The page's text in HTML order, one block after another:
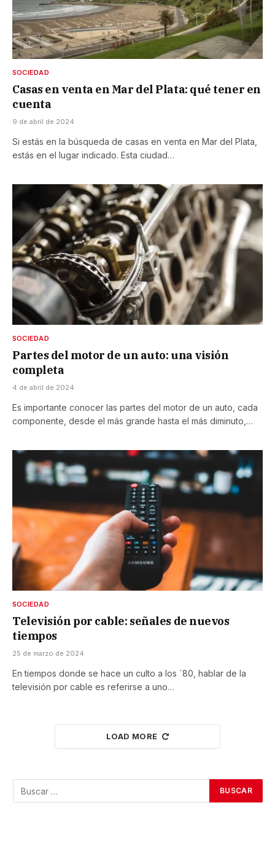
SOCIEDAD
Casas en venta en Mar del Plata: qué tener en
cuenta
9 de abril de 2024
Si estás en la búsqueda de casas en venta en Mar del Plata,
estás en el lugar indicado. Esta ciudad…
SOCIEDAD
Partes del motor de un auto: una visión
completa
4 de abril de 2024
Es importante conocer las partes del motor de un auto, cada
componente, desde el más grande hasta el más diminuto,…
SOCIEDAD
Televisión por cable: señales de nuevos
tiempos
25 de marzo de 2024
En tiempos donde se hace un culto a los ´80, hablar de la
televisión por cable es referirse a uno…
LOAD MORE